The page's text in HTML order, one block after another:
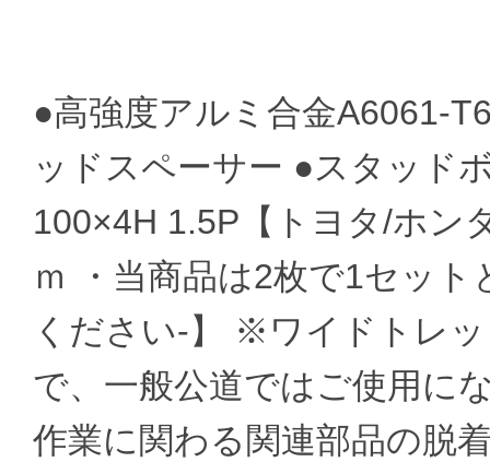
●高強度アルミ合金A6061-
ッドスペーサー ●スタッド
100×4H 1.5P【トヨタ/ホン
ｍ ・当商品は2枚で1セッ
ください-】 ※ワイドトレ
で、一般公道ではご使用に
作業に関わる関連部品の脱